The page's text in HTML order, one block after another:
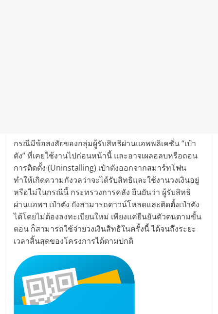
กรณีมีข้อสงสัยของกลุ่มผู้รับสิทธิผ่านแอพพลิเคชั่น “เป๋า
ตัง” ที่เคยใช้งานไปก่อนหน้านี้ และอาจเผลอลบหรือถอน
การติดตั้ง (Uninstalling) เป๋าตังออกจากสมาร์ทโฟน
ทำให้เกิดความกังวลว่าจะได้รับสิทธิและใช้งานวงเงินอยู่
หรือไม่ในกรณีนี้ กระทรวงการคลัง ยืนยันว่า ผู้รับสิทธิ
ผ่านแอพฯ เป๋าตัง ยังสามารถดาวน์โหลดและติดตั้งเป๋าตัง
ได้โดยไม่ต้องลงทะเบียนใหม่ เพียงแค่ยืนยันตัวตนตามขั้น
ตอน ก็สามารถใช้จ่ายวงเงินสิทธิในครั้งนี้ ได้จนถึงระยะ
เวลาสิ้นสุดของโครงการได้ตามปกติ